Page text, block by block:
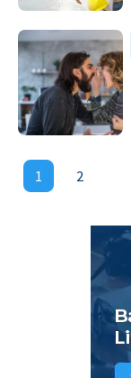
1 2